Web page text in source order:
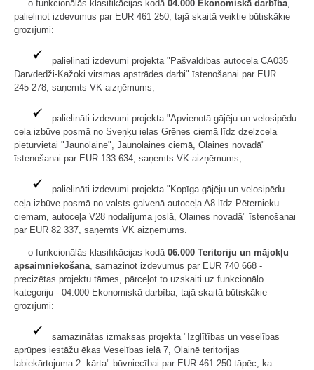
o funkcionālās klasifikācijas kodā 04.000 Ekonomiskā darbība
palielinot izdevumus par EUR 461 250, tajā skaitā veiktie būtiskākie
grozījumi:
palielināti izdevumi projekta "Pašvaldības autoceļa CA035
Darvdedži-Kažoki virsmas apstrādes darbi" īstenošanai par EUR
245 278, saņemts VK aizņēmums;
palielināti izdevumi projekta "Apvienotā gājēju un velosipēdu
ceļa izbūve posmā no Sveņķu ielas Grēnes ciemā līdz dzelzceļa
pieturvietai "Jaunolaine", Jaunolaines ciemā, Olaines novadā"
īstenošanai par EUR 133 634, saņemts VK aizņēmums;
palielināti izdevumi projekta "Kopīga gājēju un velosipēdu
ceļa izbūve posmā no valsts galvenā autoceļa A8 līdz Pēternieku
ciemam, autoceļa V28 nodalījuma joslā, Olaines novadā" īstenošanai
par EUR 82 337, saņemts VK aizņēmums.
o funkcionālās klasifikācijas kodā 06.000 Teritoriju un mājokļu
apsaimniekošana , samazinot izdevumus par EUR 740 668 -
precizētas projektu tāmes, pārceļot to uzskaiti uz funkcionālo
kategoriju - 04.000 Ekonomiskā darbība, tajā skaitā būtiskākie
grozījumi:
samazinātas izmaksas projekta "Izglītības un veselības
aprūpes iestāžu ēkas Veselības ielā 7, Olainē teritorijas
labiekārtojuma 2. kārta" būvniecībai par EUR 461 250 tāpēc, ka